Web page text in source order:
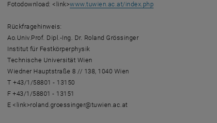
Fotodownload: <link>www.tuwien.ac.at/index.php
Rückfragehinweis:
Ao.Univ.Prof. Dipl.-Ing. Dr. Roland Grössinger
Institut für Festkörperphysik
Technische Universität Wien
Wiedner Hauptstraße 8 // 138, 1040 Wien
T +43/1/58801 - 13150
F +43/1/58801 - 13151
E <link>roland.groessinger@tuwien.ac.at